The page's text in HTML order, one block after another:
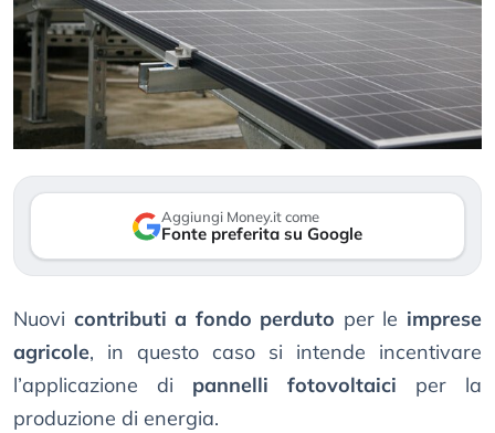
Aggiungi Money.it come
Fonte preferita su Google
Nuovi contributi a fondo perduto per le imprese
agricole, in questo caso si intende incentivare
l’applicazione di pannelli fotovoltaici per la
produzione di energia.